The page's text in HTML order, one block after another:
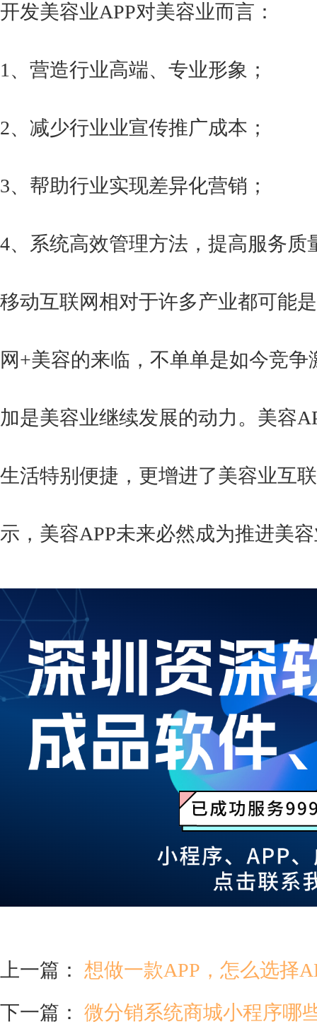
开发美容业APP对美容业而言：
1、营造行业高端、专业形象；
2、减少行业业宣传推广成本；
3、帮助行业实现差异化营销；
4、系统高效管理方法，提高服务质
移动互联网相对于许多产业都可能
网+美容的来临，不单单是如今竞
加是美容业继续发展的动力。美容
生活特别便捷，更增进了美容业互
示，美容APP未来必然成为推进美
上一篇： 想做一款APP，怎么选择
下一篇： 微分销系统商城小程序哪